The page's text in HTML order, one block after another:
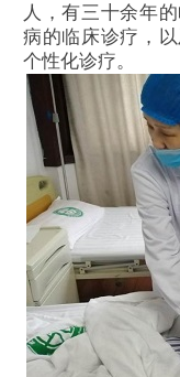
人，有三十余年
病的临床诊疗，
个性化诊疗。